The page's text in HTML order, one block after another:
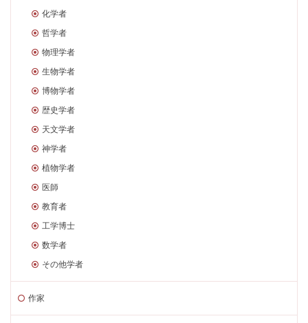
化学者
哲学者
物理学者
生物学者
博物学者
歴史学者
天文学者
神学者
植物学者
医師
教育者
工学博士
数学者
その他学者
作家